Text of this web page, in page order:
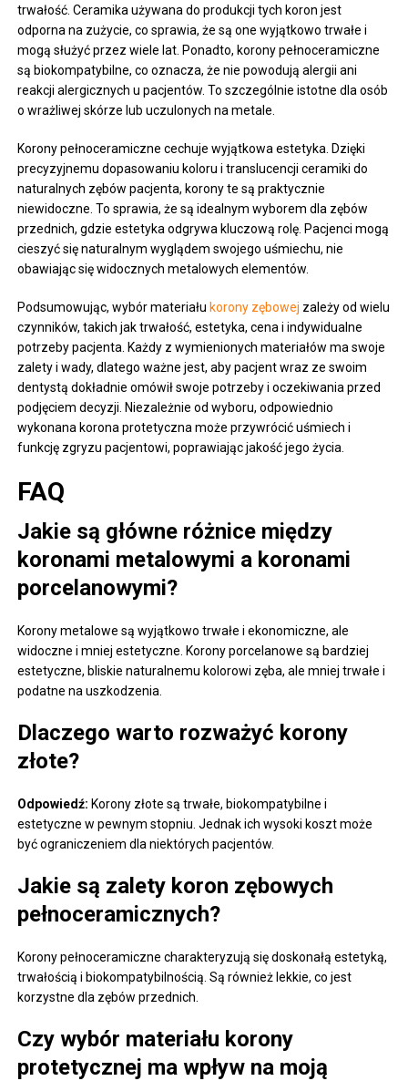
trwałość. Ceramika używana do produkcji tych koron jest
odporna na zużycie, co sprawia, że są one wyjątkowo trwałe i
mogą służyć przez wiele lat. Ponadto, korony pełnoceramiczne
są biokompatybilne, co oznacza, że nie powodują alergii ani
reakcji alergicznych u pacjentów. To szczególnie istotne dla osób
o wrażliwej skórze lub uczulonych na metale.
Korony pełnoceramiczne cechuje wyjątkowa estetyka. Dzięki
precyzyjnemu dopasowaniu koloru i translucencji ceramiki do
naturalnych zębów pacjenta, korony te są praktycznie
niewidoczne. To sprawia, że są idealnym wyborem dla zębów
przednich, gdzie estetyka odgrywa kluczową rolę. Pacjenci mogą
cieszyć się naturalnym wyglądem swojego uśmiechu, nie
obawiając się widocznych metalowych elementów.
Podsumowując, wybór materiału korony zębowej zależy od wielu
czynników, takich jak trwałość, estetyka, cena i indywidualne
potrzeby pacjenta. Każdy z wymienionych materiałów ma swoje
zalety i wady, dlatego ważne jest, aby pacjent wraz ze swoim
dentystą dokładnie omówił swoje potrzeby i oczekiwania przed
podjęciem decyzji. Niezależnie od wyboru, odpowiednio
wykonana korona protetyczna może przywrócić uśmiech i
funkcję zgryzu pacjentowi, poprawiając jakość jego życia.
FAQ
Jakie są główne różnice między
koronami metalowymi a koronami
porcelanowymi?
Korony metalowe są wyjątkowo trwałe i ekonomiczne, ale
widoczne i mniej estetyczne. Korony porcelanowe są bardziej
estetyczne, bliskie naturalnemu kolorowi zęba, ale mniej trwałe i
podatne na uszkodzenia.
Dlaczego warto rozważyć korony
złote?
Odpowiedź: Korony złote są trwałe, biokompatybilne i
estetyczne w pewnym stopniu. Jednak ich wysoki koszt może
być ograniczeniem dla niektórych pacjentów.
Jakie są zalety koron zębowych
pełnoceramicznych?
Korony pełnoceramiczne charakteryzują się doskonałą estetyką,
trwałością i biokompatybilnością. Są również lekkie, co jest
korzystne dla zębów przednich.
Czy wybór materiału korony
protetycznej ma wpływ na moją